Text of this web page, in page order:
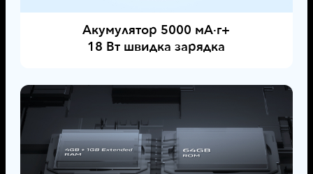
Акумулятор 5000 мА·г+
18 Вт швидка зарядка